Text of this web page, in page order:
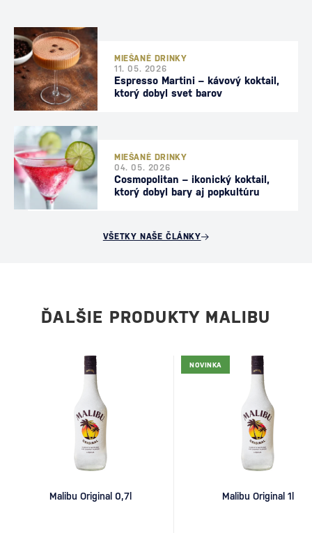
MIEŠANÉ DRINKY
11. 05. 2026
Espresso Martini – kávový koktail,
ktorý dobyl svet barov
MIEŠANÉ DRINKY
04. 05. 2026
Cosmopolitan – ikonický koktail,
ktorý dobyl bary aj popkultúru
VŠETKY NAŠE ČLÁNKY
ĎALŠIE PRODUKTY MALIBU
Malibu Original 0,7l
NOVINKA
Malibu Original 1l